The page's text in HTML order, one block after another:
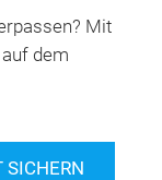
Mit
dem
SICHERN